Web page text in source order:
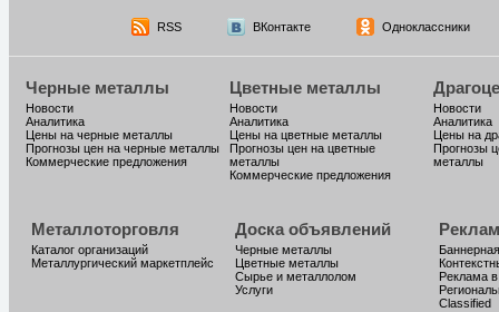
RSS ВКонтакте Одноклассники
Черные металлы
Новости
Аналитика
Цены на черные металлы
Прогнозы цен на черные металлы
Коммерческие предложения
Цветные металлы
Новости
Аналитика
Цены на цветные металлы
Прогнозы цен на цветные
металлы
Коммерческие предложения
Новости
Аналитика
Цены на
Прогнозы
металлы
Металлоторговля
Каталог организаций
Металлургический маркетплейс
Доска объявлений
Черные металлы
Цветные металлы
Сырье и металлолом
Услуги
Реклама
Classified